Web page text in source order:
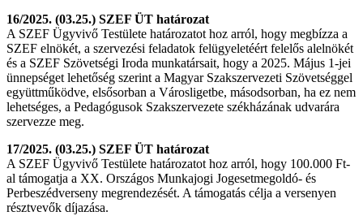
16/2025. (03.25.) SZEF ÜT határozat
A SZEF Ügyvivő Testülete határozatot hoz arról, hogy megbízza a
SZEF elnökét, a szervezési feladatok felügyeletéért felelős alelnökét
és a SZEF Szövetségi Iroda munkatársait, hogy a 2025. Május 1-jei
ünnepséget lehetőség szerint a Magyar Szakszervezeti Szövetséggel
együttműködve, elsősorban a Városligetbe, másodsorban, ha ez nem
lehetséges, a Pedagógusok Szakszervezete székházának udvarára
szervezze meg.
17/2025. (03.25.) SZEF ÜT határozat
A SZEF Ügyvivő Testülete határozatot hoz arról, hogy 100.000 Ft-
al támogatja a XX. Országos Munkajogi Jogesetmegoldó- és
Perbeszédverseny megrendezését. A támogatás célja a versenyen
résztvevők díjazása.